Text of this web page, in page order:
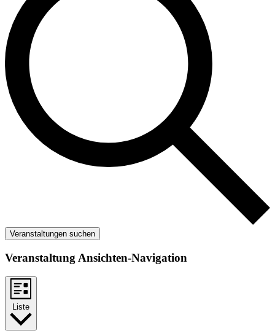
Veranstaltungen suchen
Veranstaltung Ansichten-Navigation
Liste